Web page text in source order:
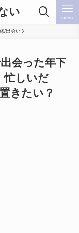
い menu
/出会い
会った年下
忙しいだ
きたい？